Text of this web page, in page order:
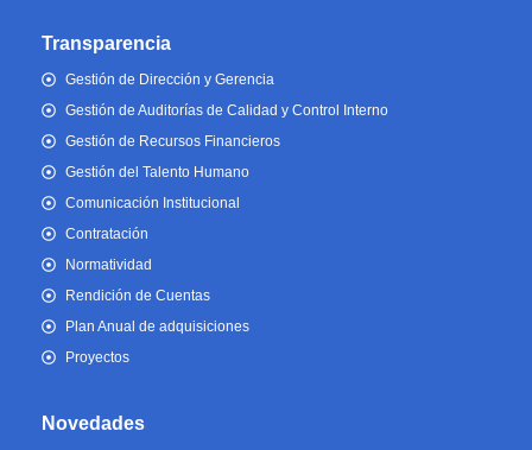
Transparencia
Gestión de Dirección y Gerencia
Gestión de Auditorías de Calidad y Control Interno
Gestión de Recursos Financieros
Gestión del Talento Humano
Comunicación Institucional
Contratación
Normatividad
Rendición de Cuentas
Plan Anual de adquisiciones
Proyectos
Novedades